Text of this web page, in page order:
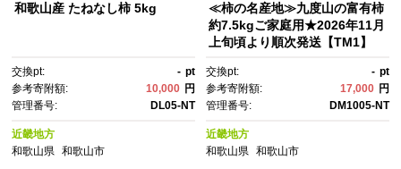
和歌山産 たねなし柿 5kg
交換pt: - pt
参考寄附額:
10,000 円
管理番号:
DL05-NT
近畿地方
和歌山県
和歌山市
≪柿の名産地≫九度山の富有柿
約7.5kgご家庭用★2026年11月
上旬頃より順次発送【TM1】
交換pt: - pt
参考寄附額:
17,000 円
管理番号:
DM1005-NT
近畿地方
和歌山県 和歌山市